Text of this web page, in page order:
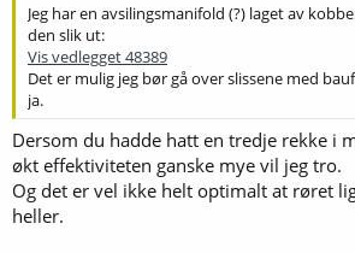
Jeg har en avsilingsmanifold (?) laget av
den slik ut:
Vis vedlegget 48389
Det er mulig jeg bør gå over slissene med
ja.
Dersom du hadde hatt en tredje rekke i
økt effektiviteten ganske mye vil jeg tro.
Og det er vel ikke helt optimalt at røret
heller.